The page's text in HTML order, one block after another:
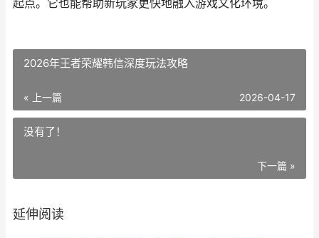
起点。它也能帮助新玩家更快地融入游戏文化环境。
2026年王者荣耀韩信深度玩法攻略
« 上一篇 2026-04-17
没有了！
下一篇 »
延伸阅读